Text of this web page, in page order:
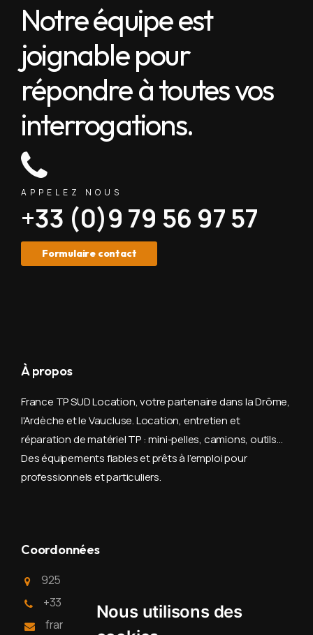
Nous utilisons des
Notre équipe est
joignable pour
répondre à toutes vos
interrogations.
APPELEZ NOUS
+33 (0)9 79 56 97 57
Formulaire contact
À propos
France TP SUD Location, votre partenaire dans la Drôme,
l'Ardèche et le Vaucluse. Location, entretien et
réparation de matériel TP : mini-pelles, camions, outils…
Des équipements fiables et prêts à l’emploi pour
professionnels et particuliers.
Coordonnées
925 route D6, 26740 La Laupie - Drôme
+33 (0)9 79 56 97 57
francetpsudlocation@gmail.com